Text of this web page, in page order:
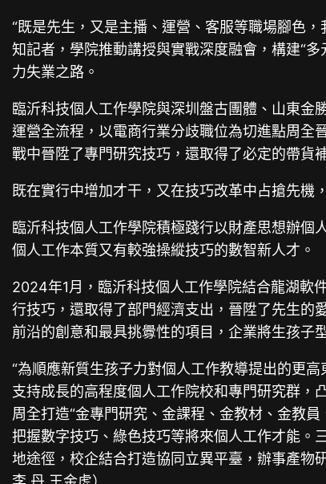
“既是先生，又是主播、運營、客服等職場腳色
知記者，學院推動講授與實戰深度融會，構建“
力失業之路。
臨沂科技個人工作學院與深圳盤古團體、山東金
運營全流程，以電商行業分歧職位為切進點周全
戰中晉陞了專門研究技巧，還取得了必定的帶貨
既在實行中增加才干，又在技巧改革中占搶先機
臨沂科技個人工作學院積極踐行以財產思想辦個
個人工作本質又有較強操縱技巧的數智新人才。
2024年1月，臨沂科技個人工作學院結合龍湖軟
行技巧，還取得了部門經濟支出，晉陞了先生的
前沿的創意和最具挑釁性的項目，企業將生孩子
“為順應新質生孩子力對個人工作教導提出的更
支持成長的高程度個人工作院校和專門研究群，
周全打造“金專門研究、金課程、金教材、金教
把握數字技巧、綠色技巧等將來個人工作才能。
地途徑，校企結合打造協同立異平臺，辦事產物